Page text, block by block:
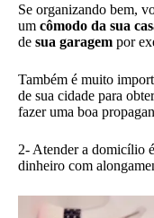
Se organizando bem,
um cômodo da sua
de sua garagem por
Também é muito
de sua cidade para
fazer uma boa
2- Atender a domicílio
dinheiro com